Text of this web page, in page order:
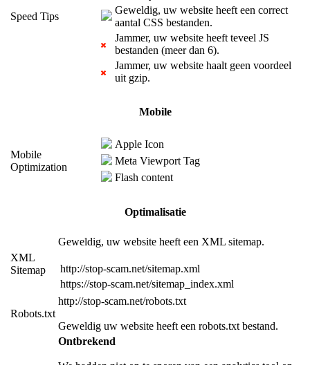
Speed Tips
Geweldig, uw website heeft een correct
aantal CSS bestanden.
Jammer, uw website heeft teveel JS
bestanden (meer dan 6).
Jammer, uw website haalt geen voordeel
uit gzip.
Mobile
Mobile
Optimization
Apple Icon
Meta Viewport Tag
Flash content
Optimalisatie
XML
Sitemap
Geweldig, uw website heeft een XML sitemap.
http://stop-scam.net/sitemap.xml
https://stop-scam.net/sitemap_index.xml
Robots.txt
http://stop-scam.net/robots.txt
Geweldig uw website heeft een robots.txt bestand.
Ontbrekend